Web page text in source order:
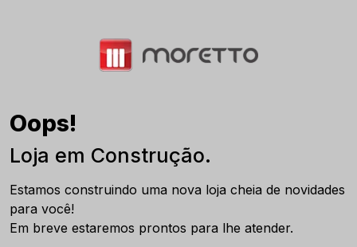
Oops!
Loja em Construção.
Estamos construindo uma nova loja cheia de novidades
para você!
Em breve estaremos prontos para lhe atender.